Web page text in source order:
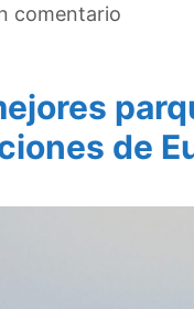
comentario
de